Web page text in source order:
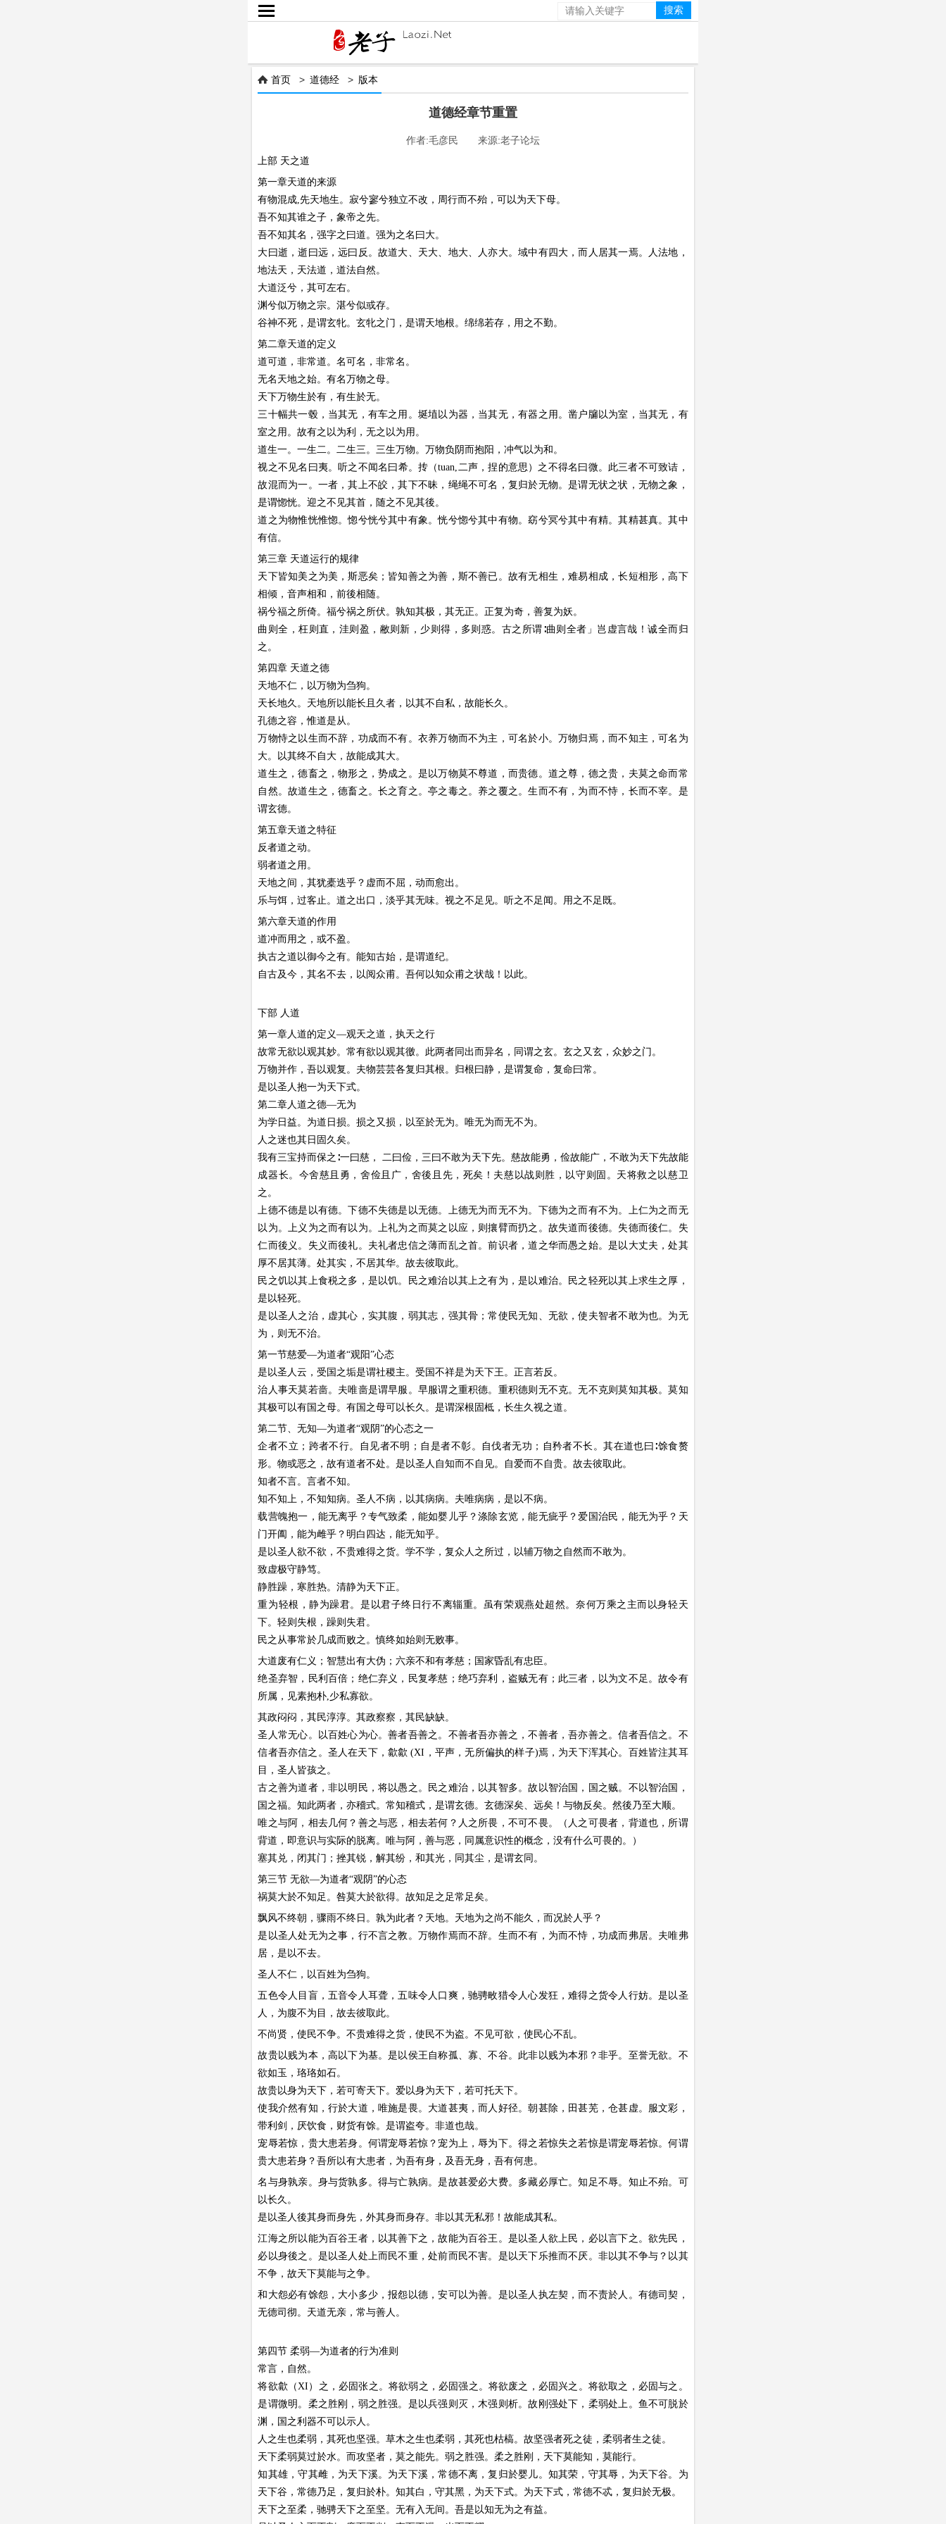

 首页 >道德经 > 版本
道德经章节重置
作者:毛彦民 来源:老子论坛
上部 天之道
第一章天道的来源
有物混成,先天地生。寂兮寥兮独立不改，周行而不殆，可以为天下母。
吾不知其谁之子，象帝之先。
吾不知其名，强字之曰道。强为之名曰大。
大曰逝，逝曰远，远曰反。故道大、天大、地大、人亦大。域中有四大，而人居其一焉。人法地，
地法天，天法道，道法自然。
大道泛兮，其可左右。
渊兮似万物之宗。湛兮似或存。
谷神不死，是谓玄牝。玄牝之门，是谓天地根。绵绵若存，用之不勤。
第二章天道的定义
道可道，非常道。名可名，非常名。
无名天地之始。有名万物之母。
天下万物生於有，有生於无。
三十幅共一毂，当其无，有车之用。埏埴以为器，当其无，有器之用。凿户牖以为室，当其无，有
室之用。故有之以为利，无之以为用。
道生一。一生二。二生三。三生万物。万物负阴而抱阳，冲气以为和。
视之不见名曰夷。听之不闻名曰希。抟（tuan,二声，捏的意思）之不得名曰微。此三者不可致诘，
故混而为一。一者，其上不皎，其下不昧，绳绳不可名，复归於无物。是谓无状之状，无物之象，
是谓惚恍。迎之不见其首，随之不见其後。
道之为物惟恍惟惚。惚兮恍兮其中有象。恍兮惚兮其中有物。窈兮冥兮其中有精。其精甚真。其中
有信。
第三章 天道运行的规律
天下皆知美之为美，斯恶矣；皆知善之为善，斯不善已。故有无相生，难易相成，长短相形，高下
相倾，音声相和，前後相随。
祸兮福之所倚。福兮祸之所伏。孰知其极，其无正。正复为奇，善复为妖。
曲则全，枉则直，洼则盈，敝则新，少则得，多则惑。古之所谓∶曲则全者」岂虚言哉！诚全而归
之。
第四章 天道之德
天地不仁，以万物为刍狗。
天长地久。天地所以能长且久者，以其不自私，故能长久。
孔德之容，惟道是从。
万物恃之以生而不辞，功成而不有。衣养万物而不为主，可名於小。万物归焉，而不知主，可名为
大。以其终不自大，故能成其大。
道生之，德畜之，物形之，势成之。是以万物莫不尊道，而贵德。道之尊，德之贵，夫莫之命而常
自然。故道生之，德畜之。长之育之。亭之毒之。养之覆之。生而不有，为而不恃，长而不宰。是
谓玄德。
第五章天道之特征
反者道之动。
弱者道之用。
天地之间，其犹橐迭乎？虚而不屈，动而愈出。
乐与饵，过客止。道之出口，淡乎其无味。视之不足见。听之不足闻。用之不足既。
第六章天道的作用
道冲而用之，或不盈。
执古之道以御今之有。能知古始，是谓道纪。
自古及今，其名不去，以阅众甫。吾何以知众甫之状哉！以此。
下部 人道
第一章人道的定义—观天之道，执天之行
故常无欲以观其妙。常有欲以观其徼。此两者同出而异名，同谓之玄。玄之又玄，众妙之门。
万物并作，吾以观复。夫物芸芸各复归其根。归根曰静，是谓复命，复命曰常。
是以圣人抱一为天下式。
第二章人道之德—无为
为学日益。为道日损。损之又损，以至於无为。唯无为而无不为。
人之迷也其日固久矣。
我有三宝持而保之∶一曰慈， 二曰俭，三曰不敢为天下先。慈故能勇，俭故能广，不敢为天下先故能
成器长。今舍慈且勇，舍俭且广，舍後且先，死矣！夫慈以战则胜，以守则固。天将救之以慈卫
之。
上德不德是以有德。下德不失德是以无德。上德无为而无不为。下德为之而有不为。上仁为之而无
以为。上义为之而有以为。上礼为之而莫之以应，则攘臂而扔之。故失道而後德。失德而後仁。失
仁而後义。失义而後礼。夫礼者忠信之薄而乱之首。前识者，道之华而愚之始。是以大丈夫，处其
厚不居其薄。处其实，不居其华。故去彼取此。
民之饥以其上食税之多，是以饥。民之难治以其上之有为，是以难治。民之轻死以其上求生之厚，
是以轻死。
是以圣人之治，虚其心，实其腹，弱其志，强其骨；常使民无知、无欲，使夫智者不敢为也。为无
为，则无不治。
第一节慈爱—为道者“观阳”心态
是以圣人云，受国之垢是谓社稷主。受国不祥是为天下王。正言若反。
治人事天莫若啬。夫唯啬是谓早服。早服谓之重积德。重积德则无不克。无不克则莫知其极。莫知
其极可以有国之母。有国之母可以长久。是谓深根固柢，长生久视之道。
第二节、无知—为道者“观阴”的心态之一
企者不立；跨者不行。自见者不明；自是者不彰。自伐者无功；自矜者不长。其在道也曰∶馀食赘
形。物或恶之，故有道者不处。是以圣人自知而不自见。自爱而不自贵。故去彼取此。
知者不言。言者不知。
知不知上，不知知病。圣人不病，以其病病。夫唯病病，是以不病。
载营魄抱一，能无离乎？专气致柔，能如婴儿乎？涤除玄览，能无疵乎？爱国治民，能无为乎？天
门开阖，能为雌乎？明白四达，能无知乎。
是以圣人欲不欲，不贵难得之货。学不学，复众人之所过，以辅万物之自然而不敢为。
致虚极守静笃。
静胜躁，寒胜热。清静为天下正。
重为轻根，静为躁君。是以君子终日行不离辎重。虽有荣观燕处超然。奈何万乘之主而以身轻天
下。轻则失根，躁则失君。
民之从事常於几成而败之。慎终如始则无败事。
大道废有仁义；智慧出有大伪；六亲不和有孝慈；国家昏乱有忠臣。
绝圣弃智，民利百倍；绝仁弃义，民复孝慈；绝巧弃利，盗贼无有；此三者，以为文不足。故令有
所属，见素抱朴,少私寡欲。
其政闷闷，其民淳淳。其政察察，其民缺缺。
圣人常无心。以百姓心为心。善者吾善之。不善者吾亦善之，不善者，吾亦善之。信者吾信之。不
信者吾亦信之。圣人在天下，歙歙 (XI，平声，无所偏执的样子)焉，为天下浑其心。百姓皆注其耳
目，圣人皆孩之。
古之善为道者，非以明民，将以愚之。民之难治，以其智多。故以智治国，国之贼。不以智治国，
国之福。知此两者，亦稽式。常知稽式，是谓玄德。玄德深矣、远矣！与物反矣。然後乃至大顺。
唯之与阿，相去几何？善之与恶，相去若何？人之所畏，不可不畏。（人之可畏者，背道也，所谓
背道，即意识与实际的脱离。唯与阿，善与恶，同属意识性的概念，没有什么可畏的。）
塞其兑，闭其门；挫其锐，解其纷，和其光，同其尘，是谓玄同。
第三节 无欲—为道者“观阴”的心态
祸莫大於不知足。咎莫大於欲得。故知足之足常足矣。
飘风不终朝，骤雨不终日。孰为此者？天地。天地为之尚不能久，而况於人乎？
是以圣人处无为之事，行不言之教。万物作焉而不辞。生而不有，为而不恃，功成而弗居。夫唯弗
居，是以不去。
圣人不仁，以百姓为刍狗。
五色令人目盲，五音令人耳聋，五味令人口爽，驰骋畋猎令人心发狂，难得之货令人行妨。是以圣
人，为腹不为目，故去彼取此。
不尚贤，使民不争。不贵难得之货，使民不为盗。不见可欲，使民心不乱。
故贵以贱为本，高以下为基。是以侯王自称孤、寡、不谷。此非以贱为本邪？非乎。至誉无欲。不
欲如玉，珞珞如石。
故贵以身为天下，若可寄天下。爱以身为天下，若可托天下。
使我介然有知，行於大道，唯施是畏。大道甚夷，而人好径。朝甚除，田甚芜，仓甚虚。服文彩，
带利剑，厌饮食，财货有馀。是谓盗夸。非道也哉。
宠辱若惊，贵大患若身。何谓宠辱若惊？宠为上，辱为下。得之若惊失之若惊是谓宠辱若惊。何谓
贵大患若身？吾所以有大患者，为吾有身，及吾无身，吾有何患。
名与身孰亲。身与货孰多。得与亡孰病。是故甚爱必大费。多藏必厚亡。知足不辱。知止不殆。可
以长久。
是以圣人後其身而身先，外其身而身存。非以其无私邪！故能成其私。
江海之所以能为百谷王者，以其善下之，故能为百谷王。是以圣人欲上民，必以言下之。欲先民，
必以身後之。是以圣人处上而民不重，处前而民不害。是以天下乐推而不厌。非以其不争与？以其
不争，故天下莫能与之争。
和大怨必有馀怨，大小多少，报怨以德，安可以为善。是以圣人执左契，而不责於人。有德司契，
无德司彻。天道无亲，常与善人。
第四节 柔弱—为道者的行为准则
常言，自然。
将欲歙（XI）之，必固张之。将欲弱之，必固强之。将欲废之，必固兴之。将欲取之，必固与之。
是谓微明。柔之胜刚，弱之胜强。是以兵强则灭，木强则析。故刚强处下，柔弱处上。鱼不可脱於
渊，国之利器不可以示人。
人之生也柔弱，其死也坚强。草木之生也柔弱，其死也枯槁。故坚强者死之徒，柔弱者生之徒。
天下柔弱莫过於水。而攻坚者，莫之能先。弱之胜强。柔之胜刚，天下莫能知，莫能行。
知其雄，守其雌，为天下溪。为天下溪，常德不离，复归於婴儿。知其荣，守其辱，为天下谷。为
天下谷，常德乃足，复归於朴。知其白，守其黑，为天下式。为天下式，常德不忒，复归於无极。
天下之至柔，驰骋天下之至坚。无有入无间。吾是以知无为之有益。